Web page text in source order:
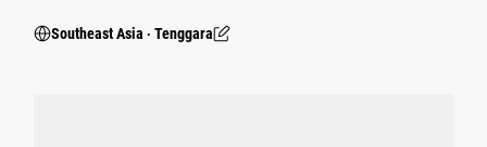
Southeast Asia ‧ Tenggara